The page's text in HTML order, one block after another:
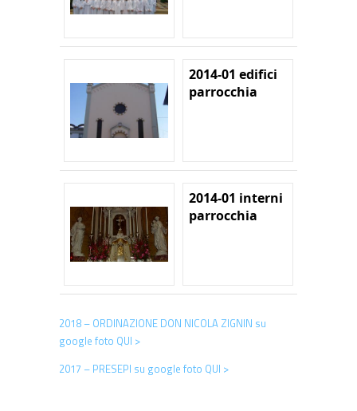
2014-01 edifici
parrocchia
2014-01 interni
parrocchia
2018 – ORDINAZIONE DON NICOLA ZIGNIN su
google foto QUI >
2017 – PRESEPI su google foto QUI >